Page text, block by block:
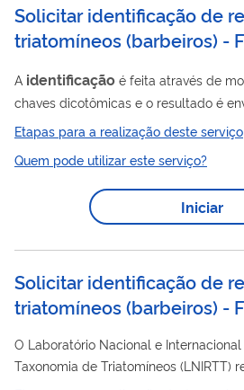
Solicitar identificação de
triatomíneos (barbeiros) -
A identificação é feita através de
chaves dicotômicas e o resultado é
Etapas para a realização deste serviço
Quem pode utilizar este serviço?
Iniciar
Solicitar identificação de
triatomíneos (barbeiros) -
O Laboratório Nacional e
Taxonomia de Triatomíneos (LNIRTT)